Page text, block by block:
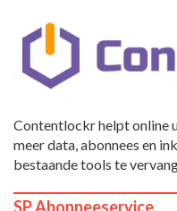
Contentlockr helpt online
meer data, abonnees en
bestaande tools te
SP Abonneeservice